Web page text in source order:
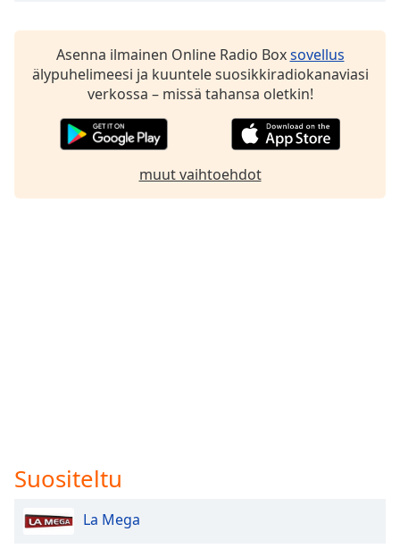
Asenna ilmainen Online Radio Boxsovellus
älypuhelimeesi ja kuuntele suosikkiradiokanaviasi
verkossa – missä tahansa oletkin!
muut vaihtoehdot
Suositeltu
La Mega